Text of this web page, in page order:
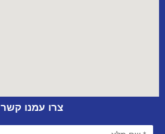
צרו עמנו קשר